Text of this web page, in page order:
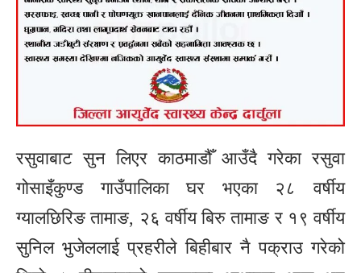
रसुवाबाट सुन लिएर काठमाडौँ आउँदै गरेका रसुवा
गोसाइँकुण्ड गाउँपालिका घर भएका २८ वर्षीय
ग्यालछिरिङ तामाङ, २६ वर्षीय बिरु तामाङ र १९ वर्षीय
सुनिल भुजेललाई प्रहरीले बिहीबार नै पक्राउ गरेको